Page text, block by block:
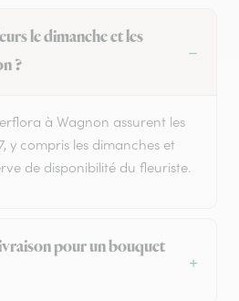
le dimanche et les
?
à Wagnon assurent les
y compris les dimanches et
de disponibilité du fleuriste.
pour un bouquet